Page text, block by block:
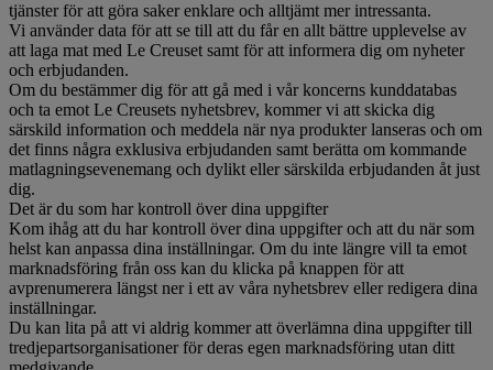
tjänster för att göra saker enklare och alltjämt mer intressanta.
Vi använder data för att se till att du får en allt bättre upplevelse av
att laga mat med Le Creuset samt för att informera dig om nyheter
och erbjudanden.
Om du bestämmer dig för att gå med i vår koncerns kunddatabas
och ta emot Le Creusets nyhetsbrev, kommer vi att skicka dig
särskild information och meddela när nya produkter lanseras och om
det finns några exklusiva erbjudanden samt berätta om kommande
matlagningsevenemang och dylikt eller särskilda erbjudanden åt just
dig.
Det är du som har kontroll över dina uppgifter
Kom ihåg att du har kontroll över dina uppgifter och att du när som
helst kan anpassa dina inställningar. Om du inte längre vill ta emot
marknadsföring från oss kan du klicka på knappen för att
avprenumerera längst ner i ett av våra nyhetsbrev eller redigera dina
inställningar.
Du kan lita på att vi aldrig kommer att överlämna dina uppgifter till
tredjepartsorganisationer för deras egen marknadsföring utan ditt